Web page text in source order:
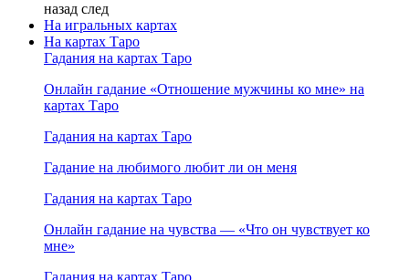
назад след
На игральных картах
На картах Таро
Гадания на картах Таро
Онлайн гадание «Отношение мужчины ко мне» на
картах Таро
Гадания на картах Таро
Гадание на любимого любит ли он меня
Гадания на картах Таро
Онлайн гадание на чувства — «Что он чувствует ко
мне»
Гадания на картах Таро